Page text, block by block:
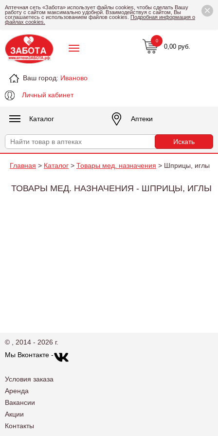
×
Аптечная сеть «Забота» использует файлы cookies, чтобы сделать Вашу
работу с сайтом максимально удобной. Взаимодействуя с сайтом, Вы
соглашаетесь с использованием файлов cookies. Подробная информация о
файлах cookies.
Ваш город: Иваново
Личный кабинет
0,00 руб.
0
Каталог Аптеки
Главная > Каталог > Товары мед. назначения > Шприцы, иглы
ТОВАРЫ МЕД. НАЗНАЧЕНИЯ - ШПРИЦЫ, ИГЛЫ
© , 2014 - 2026 г.
Мы Вконтакте -
Условия заказа
Аренда
Вакансии
Акции
Контакты